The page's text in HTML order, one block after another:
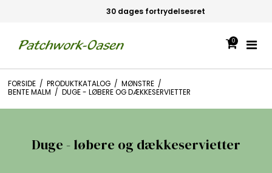
30 dages fortrydelsesret
0
FORSIDE / PRODUKTKATALOG / MØNSTRE /
BENTE MALM / DUGE - LØBERE OG DÆKKESERVIETTER
Duge - løbere og dækkeservietter